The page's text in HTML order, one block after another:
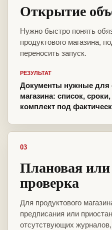
Открытие
Нужно быстро понять
продуктового магазина,
переносить запуск.
РЕЗУЛЬТАТ
Документы нужные для
магазина: список,
комплект под
03
Плановая
проверка
Для продуктового
предписания или
отсутствующих журналов,